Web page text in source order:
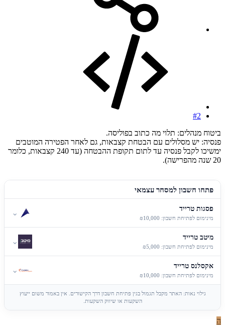
#2
ביטוח מנהלים: תלוי מה כתוב בפוליסה.
פנסיה: יש מסלולים עם הבטחת קצבאות, גם לאחר הפטירה המוטבים
ימשיכו לקבל פנסיה עד לתום תקופת ההבטחה (עד 240 קצבאות, כלומר
20 שנה מהפרישה).
פתחו חשבון למסחר עצמאי
פסגות טרייד
מינימום לפתיחת חשבון: ₪10,000
⌄
מיטב טרייד
מינימום לפתיחת חשבון: ₪5,000
⌄
אקסלנס טרייד
מינימום לפתיחת חשבון: ₪10,000
⌄
גילוי נאות: האתר מקבל תגמול בגין פתיחת חשבון דרך הקישורים. אין באמור משום ייעוץ
השקעות או שיווק השקעות.
ה